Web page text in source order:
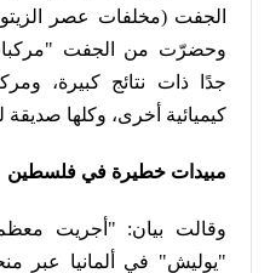
وحضرّت من الجفت
جدًا ذات نتائج كبيرة،
كيميائية أخرى، وكلها صديقة
مبيدات خطيرة في فلسطين
وقالت بيان: "أجريت
"يوليش" في ألمانيا عبر